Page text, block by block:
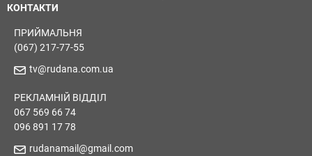
КОНТАКТИ
ПРИЙМАЛЬНЯ
(067) 217-77-55
tv@rudana.com.ua
РЕКЛАМНІЙ ВІДДІЛ
067 569 66 74
096 891 17 78
rudanamail@gmail.com